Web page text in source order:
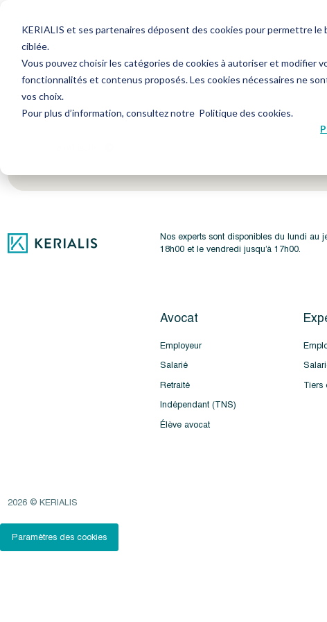
KERIALIS et ses partenaires déposent des cookies pour permettre
ciblée.
Vous pouvez choisir les catégories de cookies à autoriser et modifier
fonctionnalités et contenus proposés. Les cookies nécessaires ne
vos choix.
Pour plus d’information, consultez notre Politique des cookies.
Avocat Expert-Comptable Ressources
Encore plus d'actus ? Inscrivez-vous à notre
Nos experts sont disponibles du lundi au
18h00 et le vendredi jusqu’à 17h00.
Avocat
Employeur
Salarié
Retraité
Indépendant (TNS)
Élève avocat
Tiers
2026 © KERIALIS
Paramètres des cookies